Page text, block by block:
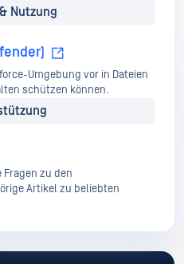
Nutzung
Umgebung vor in Dateien
schützen können.
zu den
Artikel zu beliebten